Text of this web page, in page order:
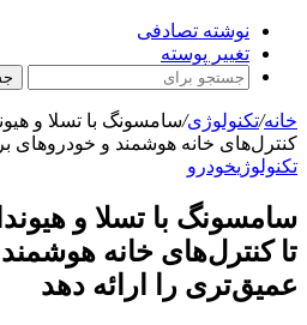
نوشته تصادفی
تغییر پوسته
خانه/تکنولوژی/سامسونگ با تسلا و
کنترل‌های خانه هوشمند و خودروهای
تکنولوژیخودرو
سامسونگ با تسلا و
تا کنترل‌های خانه
عمیق‌تری را ارائه دهد